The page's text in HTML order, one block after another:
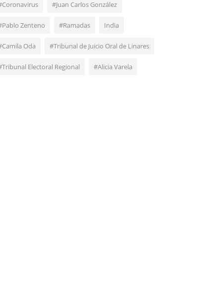
#Juan Carlos González
Zenteno #Ramadas India
Oda #Tribunal de Juicio Oral de Linares
Electoral Regional #Alicia Varela